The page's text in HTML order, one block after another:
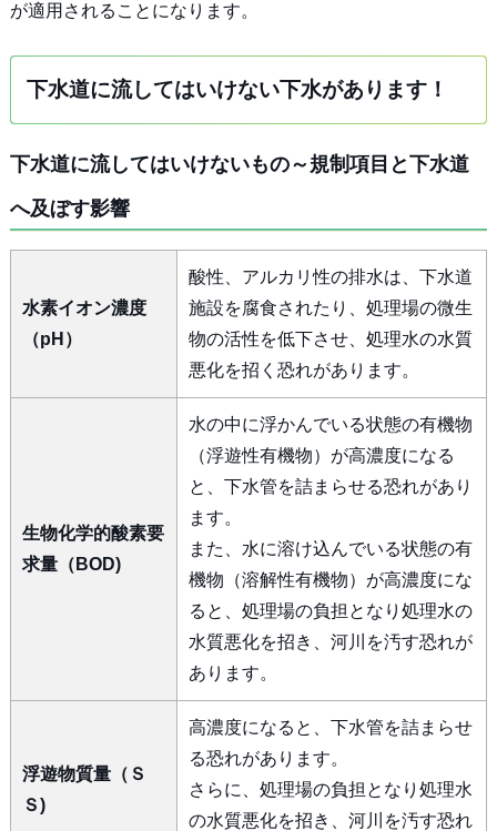
が適用されることになります。
下水道に流してはいけない下水があります！
下水道に流してはいけないもの～規制項目と下水道
へ及ぼす影響
水素イオン濃度
（pH）
酸性、アルカリ性の排水は、下水道
施設を腐食されたり、処理場の微生
物の活性を低下させ、処理水の水質
悪化を招く恐れがあります。
生物化学的酸素要
求量（BOD)
水の中に浮かんでいる状態の有機物
（浮遊性有機物）が高濃度になる
と、下水管を詰まらせる恐れがあり
ます。
また、水に溶け込んでいる状態の有
機物（溶解性有機物）が高濃度にな
ると、処理場の負担となり処理水の
水質悪化を招き、河川を汚す恐れが
あります。
浮遊物質量（Ｓ
Ｓ)
高濃度になると、下水管を詰まらせ
る恐れがあります。
さらに、処理場の負担となり処理水
の水質悪化を招き、河川を汚す恐れ